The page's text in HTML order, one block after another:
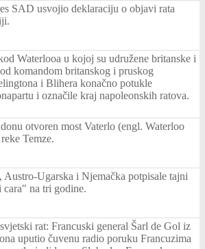
SAD usvojio deklaraciju o objavi rata
Waterlooa u kojoj su udružene britanske i
komandom britanskog i pruskog
i Blihera konačno potukle
i označile kraj napoleonskih ratova.
otvoren most Vaterlo (engl. Waterloo
Temze.
Austro-Ugarska i Njemačka potpisale tajni
na tri godine.
rat: Francuski general Šarl de Gol iz
uputio čuvenu radio poruku Francuzima